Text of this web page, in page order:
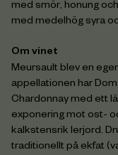
med smör, honung
med medelhög syra
Om vinet
Meursault blev en
appellationen har
Chardonnay med ett
exponering mot ost-
kalkstensrik lerjord.
traditionellt på ekfat